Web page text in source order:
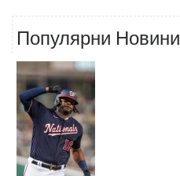
Популярни Новини